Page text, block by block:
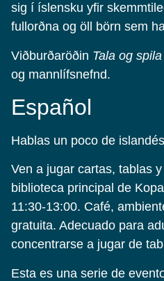
sig í íslensku yfir
fullorðna og öll börn sem
Viðburðaröðin Tala og spila
og mannlífsnefnd.
Español
Hablas un poco de
Ven a jugar cartas, tablas
biblioteca principal de
11:30-13:00. Café,
gratuita. Adecuado para
concentrarse a jugar de
Esta es una serie de